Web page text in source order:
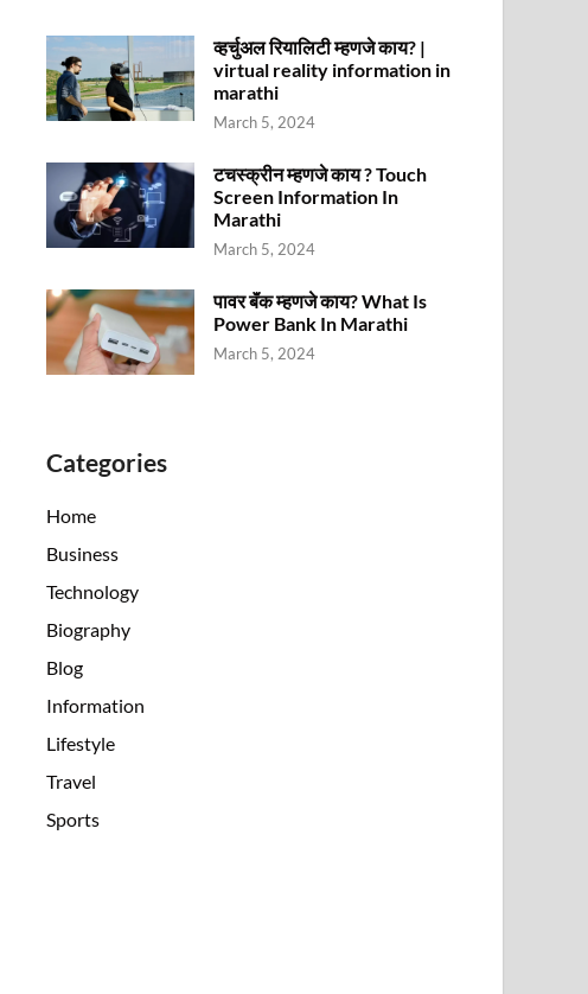
व्हर्चुअल रियालिटी म्हणजे काय? |
virtual reality information in
marathi
March 5, 2024
टचस्क्रीन म्हणजे काय ? Touch
Screen Information In
Marathi
March 5, 2024
पावर बॅंक म्हणजे काय? What Is
Power Bank In Marathi
March 5, 2024
Categories
Home
Business
Technology
Biography
Blog
Information
Lifestyle
Travel
Sports